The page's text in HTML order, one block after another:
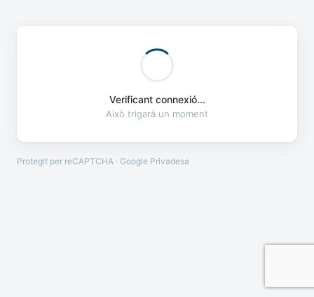
Verificant connexió...
Això trigarà un moment
Protegit per reCAPTCHA · Google Privadesa